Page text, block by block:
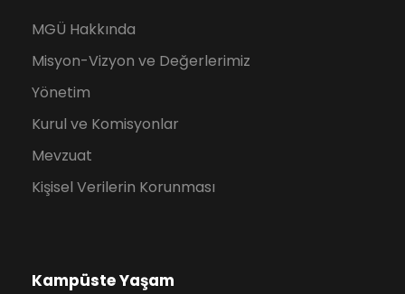
MGÜ Hakkında
Misyon-Vizyon ve Değerlerimiz
Yönetim
Kurul ve Komisyonlar
Mevzuat
Kişisel Verilerin Korunması
Kampüste Yaşam